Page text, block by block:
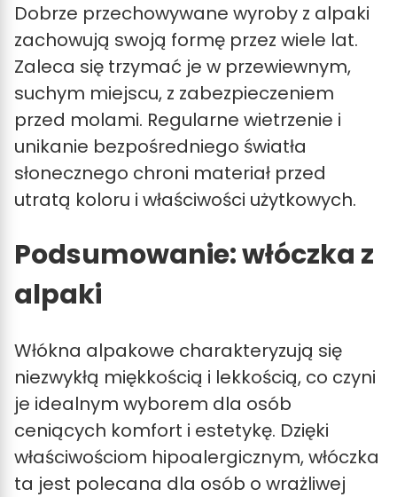
Dobrze przechowywane wyroby z alpaki
zachowują swoją formę przez wiele lat.
Zaleca się trzymać je w przewiewnym,
suchym miejscu, z zabezpieczeniem
przed molami. Regularne wietrzenie i
unikanie bezpośredniego światła
słonecznego chroni materiał przed
utratą koloru i właściwości użytkowych.
Podsumowanie: włóczka z
alpaki
Włókna alpakowe charakteryzują się
niezwykłą miękkością i lekkością, co czyni
je idealnym wyborem dla osób
ceniących komfort i estetykę. Dzięki
właściwościom hipoalergicznym, włóczka
ta jest polecana dla osób o wrażliwej